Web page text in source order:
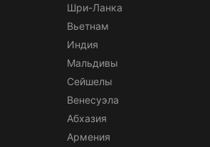
Шри-Ланка
Вьетнам
Индия
Мальдивы
Сейшелы
Венесуэла
Абхазия
Армения